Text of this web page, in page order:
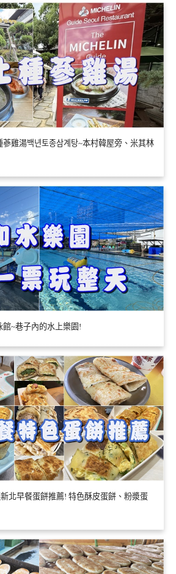
雞湯백년토종삼계탕~本村韓屋旁、米其林
~巷子內的水上樂園!
北早餐蛋餅推薦! 特色酥皮蛋餅、粉漿蛋